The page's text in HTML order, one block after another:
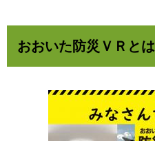
おおいた防災ＶＲとは